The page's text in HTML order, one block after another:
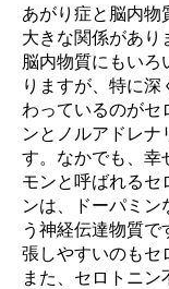
あがり症と脳内物
大きな関係があり
脳内物質にもいろ
りますが、特に深
わっているのがセ
ンとノルアドレナ
す。なかでも、幸
モンと呼ばれるセ
ンは、ドーパミン
う神経伝達物質
張しやすいのもセ
また、セロトニ